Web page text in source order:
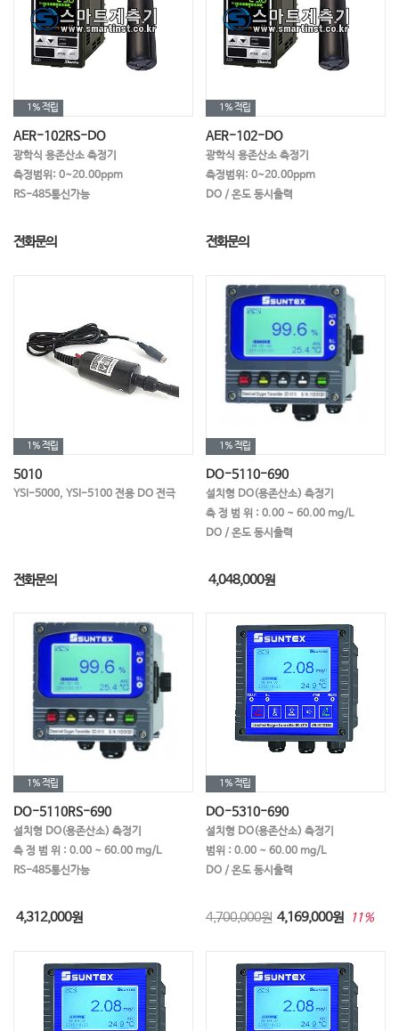
채수기
1%적립
AER-102RS-DO
광학식 용존산소 측정기
측정범위: 0~20.00ppm
RS-485통신가능
전화문의
1%적립
AER-102-DO
광학식 용존산소 측정기
측정범위: 0~20.00ppm
DO / 온도 동시출력
전화문의
1%적립
5010
YSI-5000, YSI-5100 전용 DO 전극
전화문의
1%적립
DO-5110-690
설치형 DO(용존산소) 측정기
측 정 범 위 : 0.00 ~ 60.00 mg/L
DO / 온도 동시출력
4,048,000원
1%적립
DO-5110RS-690
설치형 DO(용존산소) 측정기
측 정 범 위 : 0.00 ~ 60.00 mg/L
RS-485통신가능
4,312,000원
1%적립
DO-5310-690
설치형 DO(용존산소) 측정기
범위 : 0.00 ~ 60.00 mg/L
DO / 온도 동시출력
4,700,000원 4,169,000원 11%